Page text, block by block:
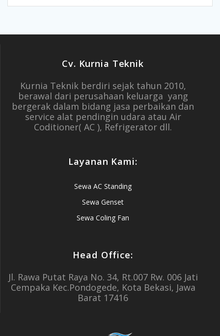
Cv. Kurnia Teknik
Kurnia Teknik berdiri sejak tahun 2010,
berawal dari perusahaan keluarga yang
bergerak dalam bidang jasa perbaikan dan
service alat pendingin udara atau Air
Coditioner( AC ), Refrigerator dll.
Layanan Kami:
Sewa AC Standing
Sewa Genset
Sewa Coling Fan
Head Office:
Jl. Rawa Putat Raya No. 34, Rt.007 Rw. 006 Jati
Cempaka Kec.Pondogede, Kota Bekasi, Jawa
Barat 17416